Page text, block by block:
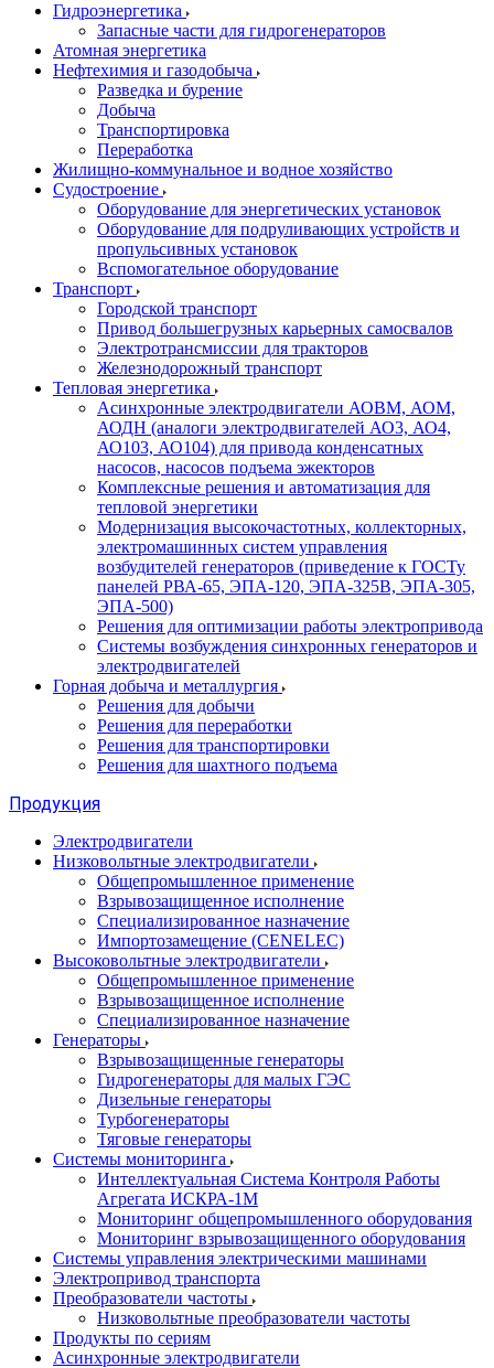
Гидроэнергетика
Запасные части для гидрогенераторов
Атомная энергетика
Нефтехимия и газодобыча
Разведка и бурение
Добыча
Транспортировка
Переработка
Жилищно-коммунальное и водное хозяйство
Судостроение
Оборудование для энергетических установок
Оборудование для подруливающих устройств и
пропульсивных установок
Вспомогательное оборудование
Транспорт
Городской транспорт
Привод большегрузных карьерных самосвалов
Электротрансмиссии для тракторов
Железнодорожный транспорт
Тепловая энергетика
Асинхронные электродвигатели АОВМ, АОМ,
АОДН (аналоги электродвигателей АО3, АО4,
АО103, АО104) для привода конденсатных
насосов, насосов подъема эжекторов
Комплексные решения и автоматизация для
тепловой энергетики
Модернизация высокочастотных, коллекторных,
электромашинных систем управления
возбудителей генераторов (приведение к ГОСТу
панелей РВА-65, ЭПА-120, ЭПА-325В, ЭПА-305,
ЭПА-500)
Решения для оптимизации работы электропривода
Системы возбуждения синхронных генераторов и
электродвигателей
Горная добыча и металлургия
Решения для добычи
Решения для переработки
Решения для транспортировки
Решения для шахтного подъема
Продукция
Электродвигатели
Низковольтные электродвигатели
Общепромышленное применение
Взрывозащищенное исполнение
Специализированное назначение
Импортозамещение (CENELEC)
Высоковольтные электродвигатели
Общепромышленное применение
Взрывозащищенное исполнение
Специализированное назначение
Генераторы
Взрывозащищенные генераторы
Гидрогенераторы для малых ГЭС
Дизельные генераторы
Турбогенераторы
Тяговые генераторы
Системы мониторинга
Интеллектуальная Система Контроля Работы
Агрегата ИСКРА-1М
Мониторинг общепромышленного оборудования
Мониторинг взрывозащищенного оборудования
Системы управления электрическими машинами
Электропривод транспорта
Преобразователи частоты
Низковольтные преобразователи частоты
Продукты по сериям
Асинхронные электродвигатели